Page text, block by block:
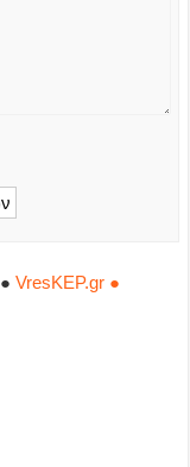
●VresKEP.gr ●